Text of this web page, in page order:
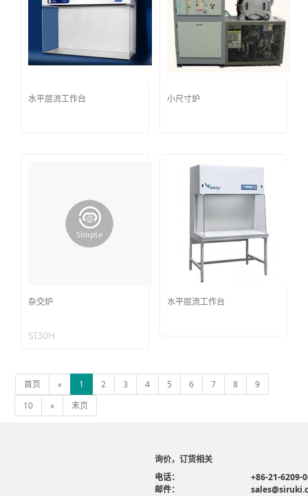
水平层流工作台 小尺寸炉
杂交炉
SI30H
水平层流工作台
首页 « 1 2 3 4 5 6 7 8
9
10
» 末页
询价，订货相关
电话：
+86-21-6209-
邮件：